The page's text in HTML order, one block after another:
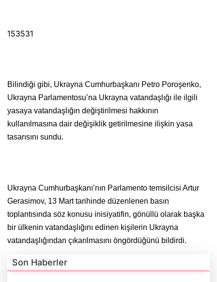
153531
Bilindiği gibi, Ukrayna Cumhurbaşkanı Petro Poroşenko,
Ukrayna Parlamentosu’na Ukrayna vatandaşlığı ile ilgili
yasaya vatandaşlığın değiştirilmesi hakkının
kullanılmasına dair değişiklik getirilmesine ilişkin yasa
tasarısını sundu.
Ukrayna Cumhurbaşkanı’nın Parlamento temsilcisi Artur
Gerasimov, 13 Mart tarihinde düzenlenen basın
toplantısında söz konusu inisiyatifin, gönüllü olarak başka
bir ülkenin vatandaşlığını edinen kişilerin Ukrayna
vatandaşlığından çıkarılmasını öngördüğünü bildirdi.
Son Haberler